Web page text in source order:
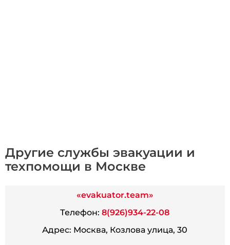
Другие службы эвакуации и
техпомощи в Москве
«evakuator.team»
Телефон: 8(926)934-22-08
Адрес: Москва, Козлова улица, 30